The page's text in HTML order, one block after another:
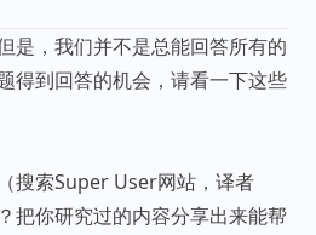
是，我们并不是总能回答所有的
得到回答的机会，请看一下这些
搜索Super User网站，译者
把你研究过的内容分享出来能帮